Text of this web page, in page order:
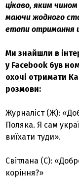
цікаво, яким
маючи жодного
етапи отримання
Ми знайшли в
у Facebook був
охочі отримати
розмови:
Журналіст (Ж):
Поляка. Я сам
виїхати туди».
Світлана (С):
коріння?»